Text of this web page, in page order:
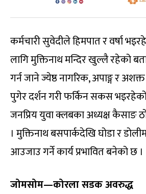
कर्मचारी सुवेदीले हिमपात र वर्षा
लागि मुक्तिनाथ मन्दिर खुल्लै रहेको
गर्न जाने ज्येष्ठ नागरिक, अपाङ्ग र
पुगेर दर्शन गरी फर्किन सकस
जनप्रिय युवा क्लबका अध्यक्ष कैसाङ
। मुक्तिनाथ बसपार्कदेखि घोडा र
आउजाउ गर्ने कार्य प्रभावित बनेको छ ।
जोमसोम—कोरला सडक अवरुद्ध